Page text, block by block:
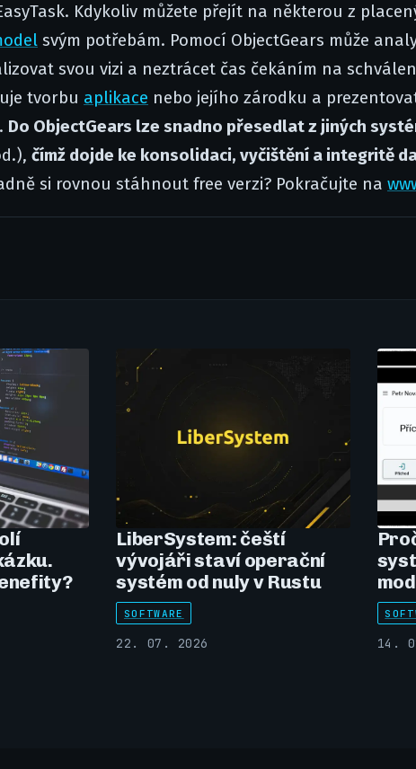
Kdykoliv můžete přejít na některou z
svým potřebám. Pomocí ObjectGears může
svou vizi a neztrácet čas čekáním na
tvorbu aplikace nebo jejího zárodku a
Do ObjectGears lze snadno přesedlat z jiných
čímž dojde ke konsolidaci, vyčištění a integritě
si rovnou stáhnout free verzi? Pokračujte na
LiberSystem: čeští
vývojáři staví operační
systém od nuly v Rustu
SOFTWARE
22. 07. 2026 14.